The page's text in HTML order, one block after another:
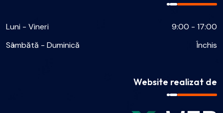
Luni - Vineri
9:00 - 17:00
Sâmbătă - Duminică
Închis
Website realizat de